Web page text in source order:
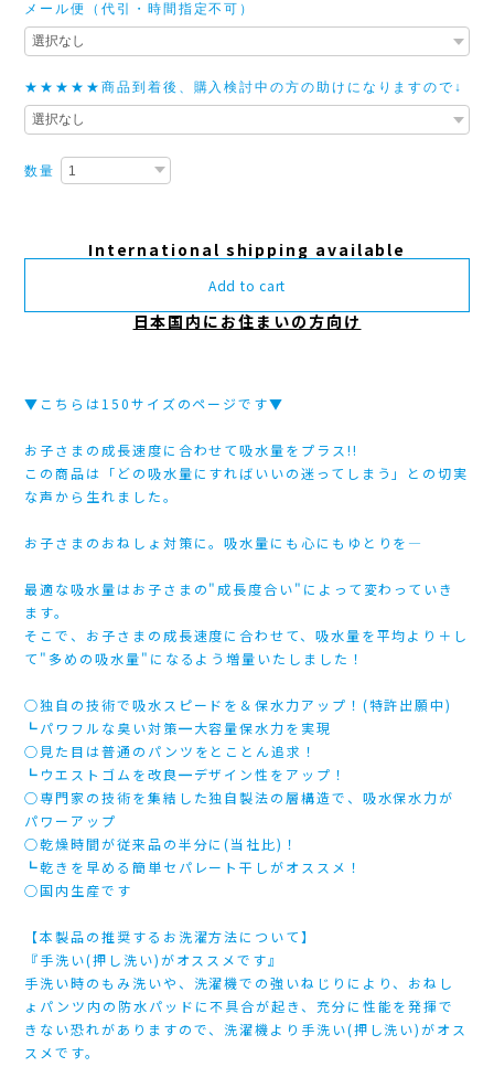
メール便（代引・時間指定不可）
★★★★★商品到着後、購入検討中の方の助けになりますので↓
数量
International shipping available
Add to cart
日本国内にお住まいの方向け
▼こちらは150サイズのページです▼
お子さまの成長速度に合わせて吸水量をプラス!!
この商品は「どの吸水量にすればいいの迷ってしまう」との切実
な声から生れました。
お子さまのおねしょ対策に。吸水量にも心にもゆとりを―
最適な吸水量はお子さまの"成長度合い"によって変わっていき
ます。
そこで、お子さまの成長速度に合わせて、吸水量を平均より＋し
て"多めの吸水量"になるよう増量いたしました！
○独自の技術で吸水スピードを＆保水力アップ！(特許出願中)
┗パワフルな臭い対策━大容量保水力を実現
○見た目は普通のパンツをとことん追求！
┗ウエストゴムを改良━デザイン性をアップ！
○専門家の技術を集結した独自製法の層構造で、吸水保水力が
パワーアップ
○乾燥時間が従来品の半分に(当社比)！
┗乾きを早める簡単セパレート干しがオススメ！
○国内生産です
【本製品の推奨するお洗濯方法について】
『手洗い(押し洗い)がオススメです』
手洗い時のもみ洗いや、洗濯機での強いねじりにより、おねし
ょパンツ内の防水パッドに不具合が起き、充分に性能を発揮で
きない恐れがありますので、洗濯機より手洗い(押し洗い)がオス
スメです。